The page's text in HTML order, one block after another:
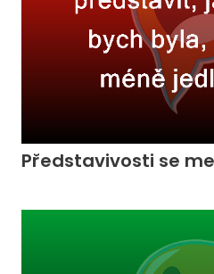
Představivosti se